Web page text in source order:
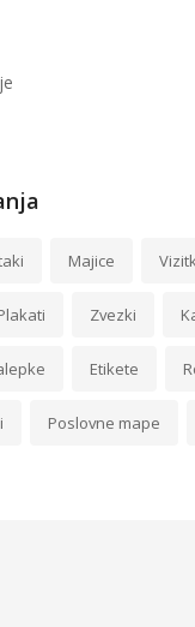
Majice
Zvezki
Etikete
Poslovne mape